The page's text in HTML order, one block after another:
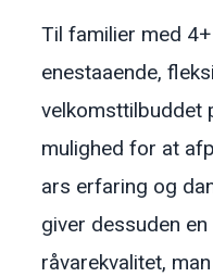
Til familier med
enestaaende,
velkomsttilbuddet
mulighed for at
ars erfaring og
giver dessuden
råvarekvalitet,